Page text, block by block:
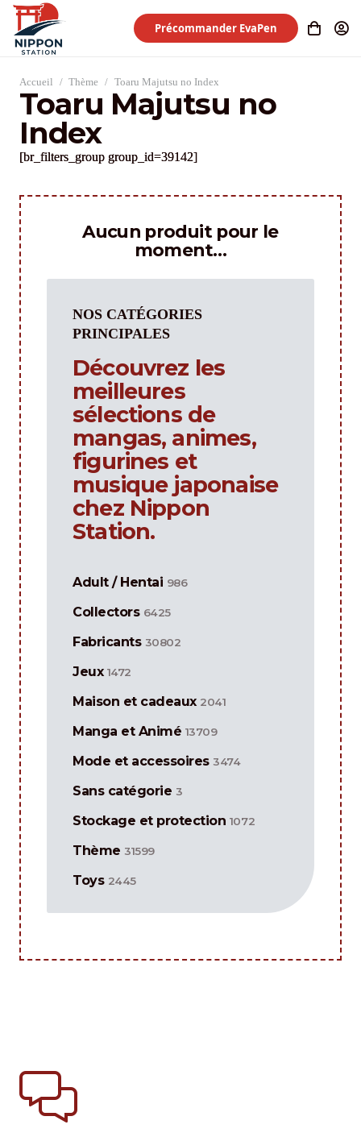
Précommander EvaPen
Accueil / Thème / Toaru Majutsu no Index
Toaru Majutsu no
Index
[br_filters_group group_id=39142]
Aucun produit pour le
moment…
NOS CATÉGORIES
PRINCIPALES
Découvrez les
meilleures
sélections de
mangas, animes,
figurines et
musique japonaise
chez Nippon
Station.
Adult / Hentai 986
Collectors 6425
Fabricants 30802
Jeux 1472
Maison et cadeaux 2041
Manga et Animé 13709
Mode et accessoires 3474
Sans catégorie 3
Stockage et protection 1072
Thème 31599
Toys 2445